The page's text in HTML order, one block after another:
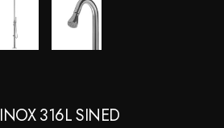
INOX 316LSINED